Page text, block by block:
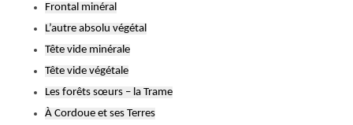
Frontal minéral
L’autre absolu végétal
Tête vide minérale
Tête vide végétale
Les forêts sœurs – la Trame
À Cordoue et ses Terres